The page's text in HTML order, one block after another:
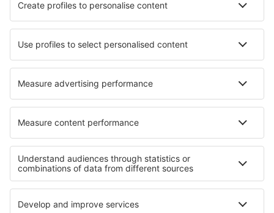
Cazare în Katlehong Cazare în Busk Cazare în Skaleta
Cazare în Carballido Cazare în Schwarzach
Cele mai bune locuri de cazare - regiuni
Cazare in Marsa Alam Region Cazare in Guvernoratul Qena
Cazare în Egipt Cazare in Hurghada
Cazare in Al Fayyum Cazare in Oceanul Indian